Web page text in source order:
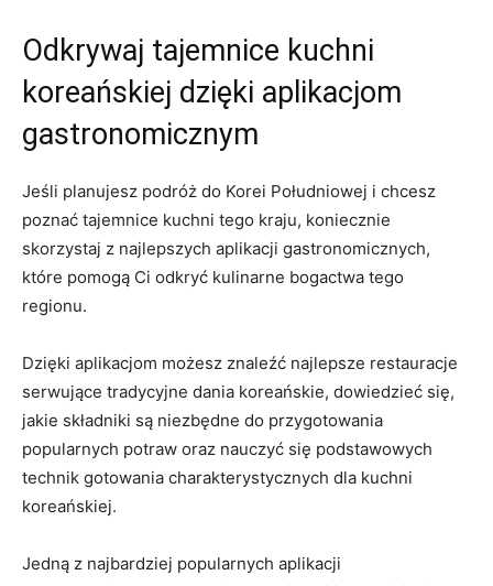
Odkrywaj ⁣tajemnice⁤ kuchni ​
koreańskiej dzięki ⁢aplikacjom ​
gastronomicznym
Jeśli planujesz podróż do Korei Południowej⁤ i ‍chcesz
poznać tajemnice kuchni tego kraju, koniecznie
⁤skorzystaj ‌z ⁢najlepszych aplikacji ‌gastronomicznych,‌
które pomogą ‌Ci⁤ odkryć‍ kulinarne ‍bogactwa tego
regionu.
Dzięki aplikacjom możesz ⁤znaleźć najlepsze restauracje
serwujące tradycyjne‍ dania koreańskie, dowiedzieć się,
⁤jakie⁣ składniki są ‌niezbędne do przygotowania
popularnych potraw oraz nauczyć⁣ się ⁤podstawowych
technik gotowania charakterystycznych ‌dla kuchni
koreańskiej.
Jedną z najbardziej popularnych ⁢aplikacji